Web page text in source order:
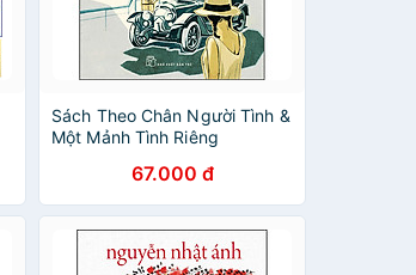
Sách Theo Chân Người Tình &
Một Mảnh Tình Riêng
67.000 đ